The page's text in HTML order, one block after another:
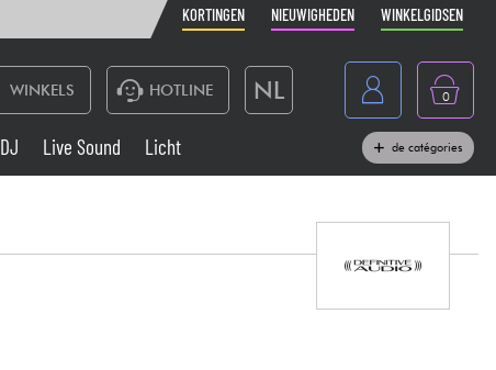
KORTINGEN NIEUWIGHEDEN WINKELGIDSEN
WINKELS HOTLINE NL
France
Belgique
0
Hoofdtelefoon
DJ Live Sound Licht de catégories